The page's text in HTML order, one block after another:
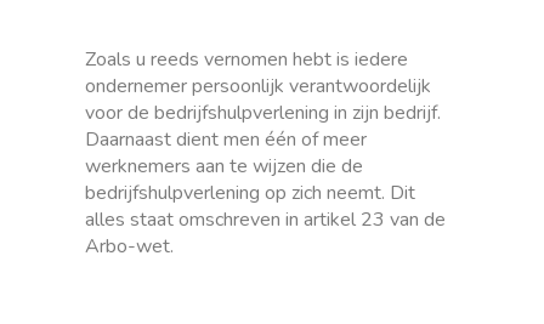
Zoals u reeds vernomen hebt is iedere
ondernemer persoonlijk verantwoordelijk
voor de bedrijfshulpverlening in zijn bedrijf.
Daarnaast dient men één of meer
werknemers aan te wijzen die de
bedrijfshulpverlening op zich neemt. Dit
alles staat omschreven in artikel 23 van de
Arbo-wet.